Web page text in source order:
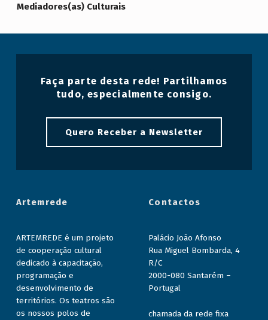
Mediadores(as) Culturais
Faça parte desta rede! Partilhamos
tudo, especialmente consigo.
Quero Receber a Newsletter
Artemrede
ARTEMREDE é um projeto
de cooperação cultural
dedicado à capacitação,
programação e
desenvolvimento de
territórios. Os teatros são
os nossos polos de
Contactos
Palácio João Afonso
Rua Miguel Bombarda, 4
R/C
2000-080 Santarém –
Portugal
chamada da rede fixa